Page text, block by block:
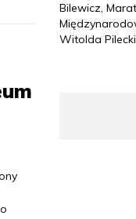
Bilewicz,
Witolda